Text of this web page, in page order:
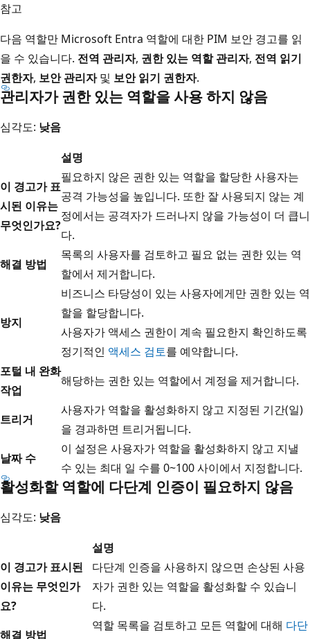
참고
다음 역할만 Microsoft Entra 역할에 대한 PIM 보안 경고를 읽
을 수 있습니다. 전역 관리자, 권한 있는 역할 관리자, 전역 읽기
권한자, 보안 관리자및 보안 읽기 권한자.
관리자가 권한 있는 역할을 사용 하지 않음
심각도: 낮음
설명
이 경고가 표
시된 이유는
무엇인가요?
필요하지 않은 권한 있는 역할을 할당한 사용자는
공격 가능성을 높입니다. 또한 잘 사용되지 않는 계
정에서는 공격자가 드러나지 않을 가능성이 더 큽니
다.
해결 방법
목록의 사용자를 검토하고 필요 없는 권한 있는 역
할에서 제거합니다.
방지
비즈니스 타당성이 있는 사용자에게만 권한 있는 역
할을 할당합니다.
사용자가 액세스 권한이 계속 필요한지 확인하도록
정기적인 액세스 검토를 예약합니다.
포털 내 완화
작업
해당하는 권한 있는 역할에서 계정을 제거합니다.
트리거
사용자가 역할을 활성화하지 않고 지정된 기간(일)
을 경과하면 트리거됩니다.
날짜 수
이 설정은 사용자가 역할을 활성화하지 않고 지낼
수 있는 최대 일 수를 0~100 사이에서 지정합니다.
활성화할 역할에 다단계 인증이 필요하지 않음
심각도: 낮음
설명
이 경고가 표시된
이유는 무엇인가
요?
다단계 인증을 사용하지 않으면 손상된 사용
자가 권한 있는 역할을 활성화할 수 있습니
다.
해결 방법
역할 목록을 검토하고 모든 역할에 대해 다단